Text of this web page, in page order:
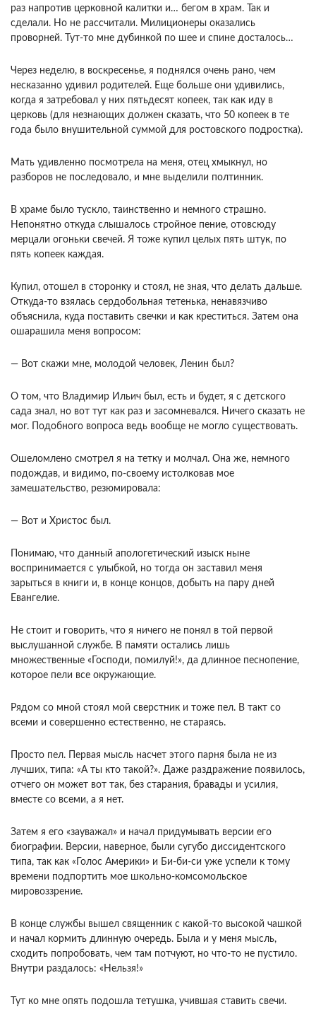
раз напротив церковной калитки и… бегом в храм. Так и
сделали. Но не рассчитали. Милиционеры оказались
проворней. Тут-то мне дубинкой по шее и спине досталось…
Через неделю, в воскресенье, я поднялся очень рано, чем
несказанно удивил родителей. Еще больше они удивились,
когда я затребовал у них пятьдесят копеек, так как иду в
церковь (для незнающих должен сказать, что 50 копеек в те
года было внушительной суммой для ростовского подростка).
Мать удивленно посмотрела на меня, отец хмыкнул, но
разборов не последовало, и мне выделили полтинник.
В храме было тускло, таинственно и немного страшно.
Непонятно откуда слышалось стройное пение, отовсюду
мерцали огоньки свечей. Я тоже купил целых пять штук, по
пять копеек каждая.
Купил, отошел в сторонку и стоял, не зная, что делать дальше.
Откуда-то взялась сердобольная тетенька, ненавязчиво
объяснила, куда поставить свечки и как креститься. Затем она
ошарашила меня вопросом:
— Вот скажи мне, молодой человек, Ленин был?
О том, что Владимир Ильич был, есть и будет, я с детского
сада знал, но вот тут как раз и засомневался. Ничего сказать не
мог. Подобного вопроса ведь вообще не могло существовать.
Ошеломлено смотрел я на тетку и молчал. Она же, немного
подождав, и видимо, по-своему истолковав мое
замешательство, резюмировала:
— Вот и Христос был.
Понимаю, что данный апологетический изыск ныне
воспринимается с улыбкой, но тогда он заставил меня
зарыться в книги и, в конце концов, добыть на пару дней
Евангелие.
Не стоит и говорить, что я ничего не понял в той первой
выслушанной службе. В памяти остались лишь
множественные «Господи, помилуй!», да длинное песнопение,
которое пели все окружающие.
Рядом со мной стоял мой сверстник и тоже пел. В такт со
всеми и совершенно естественно, не стараясь.
Просто пел. Первая мысль насчет этого парня была не из
лучших, типа: «А ты кто такой?». Даже раздражение появилось,
отчего он может вот так, без старания, бравады и усилия,
вместе со всеми, а я нет.
Затем я его «зауважал» и начал придумывать версии его
биографии. Версии, наверное, были сугубо диссидентского
типа, так как «Голос Америки» и Би-би-си уже успели к тому
времени подпортить мое школьно-комсомольское
мировоззрение.
В конце службы вышел священник с какой-то высокой чашкой
и начал кормить длинную очередь. Была и у меня мысль,
сходить попробовать, чем там потчуют, но что-то не пустило.
Внутри раздалось: «Нельзя!»
Тут ко мне опять подошла тетушка, учившая ставить свечи.